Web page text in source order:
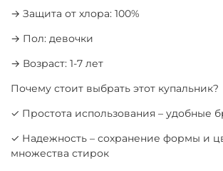
→ Защита от хлора: 100%
→ Пол: девочки
→ Возраст: 1-7 лет
Почему стоит выбрать этот купальник?
✓ Простота использования – удобные
✓ Надежность – сохранение формы и
множества стирок